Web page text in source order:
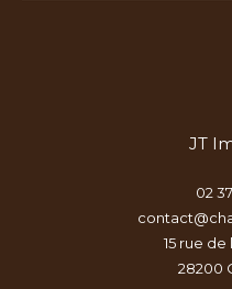
JT
02
15 rue
28200